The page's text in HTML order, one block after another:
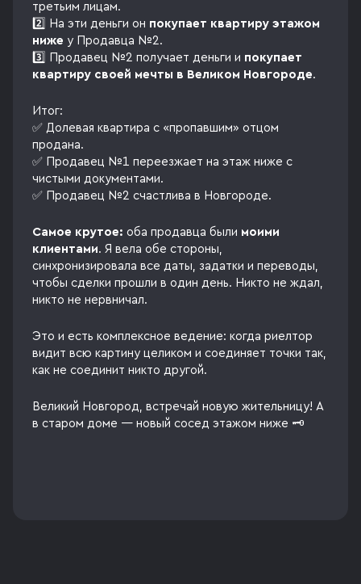
третьим лицам.
2️⃣ На эти деньги он покупает квартиру этажом
ниже у Продавца №2.
3️⃣ Продавец №2 получает деньги и покупает
квартиру своей мечты в Великом Новгороде.
Итог:
✅ Долевая квартира с «пропавшим» отцом
продана.
✅ Продавец №1 переезжает на этаж ниже с
чистыми документами.
✅ Продавец №2 счастлива в Новгороде.
Самое крутое: оба продавца были моими
клиентами. Я вела обе стороны,
синхронизировала все даты, задатки и переводы,
чтобы сделки прошли в один день. Никто не ждал,
никто не нервничал.
Это и есть комплексное ведение: когда риелтор
видит всю картину целиком и соединяет точки так,
как не соединит никто другой.
Великий Новгород, встречай новую жительницу! А
в старом доме — новый сосед этажом ниже 🗝️